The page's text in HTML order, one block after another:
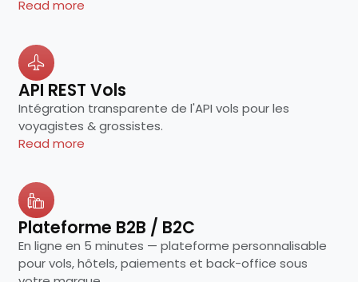
Read more
API REST Vols
Intégration transparente de l'API vols pour les
voyagistes & grossistes.
Read more
Plateforme B2B / B2C
En ligne en 5 minutes — plateforme personnalisable
pour vols, hôtels, paiements et back-office sous